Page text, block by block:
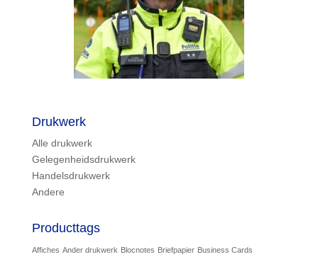
Drukwerk
Alle drukwerk
Gelegenheidsdrukwerk
Handelsdrukwerk
Andere
Producttags
Affiches Ander drukwerk Blocnotes Briefpapier Business Cards